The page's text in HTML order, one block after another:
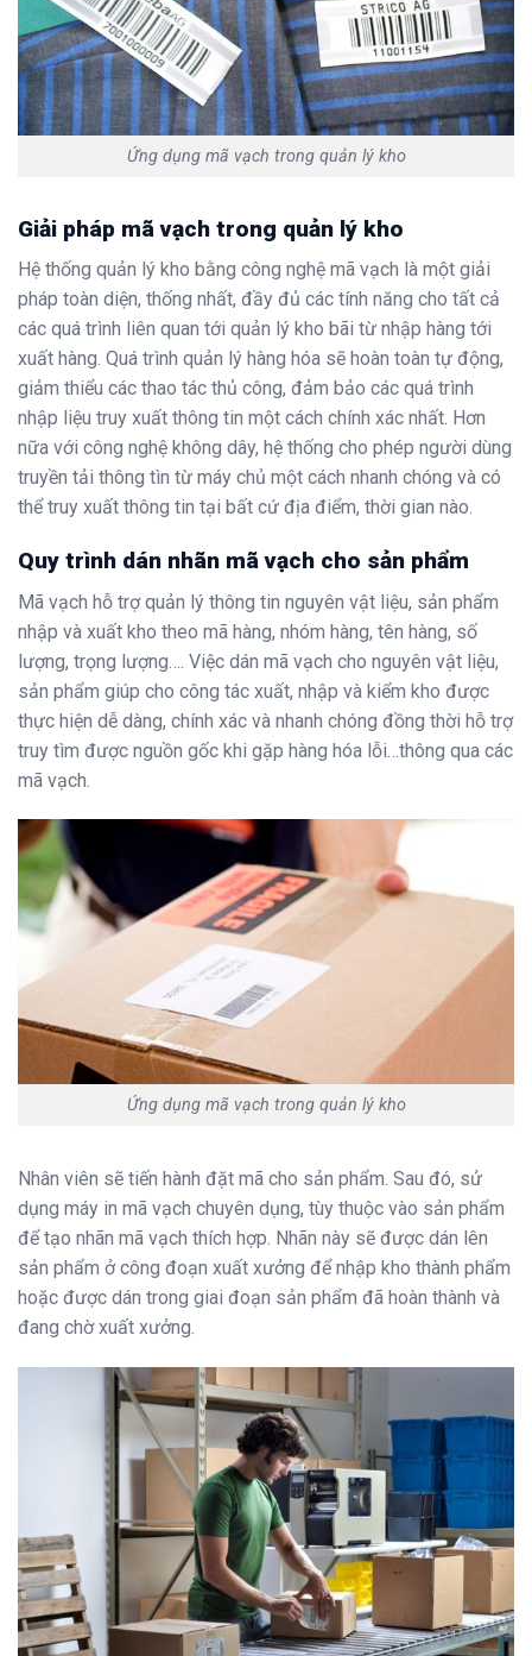
Ứng dụng mã vạch trong quản lý kho
Giải pháp mã vạch trong quản lý kho
Hệ thống quản lý kho bằng công nghệ mã vạch là một giải
pháp toàn diện, thống nhất, đầy đủ các tính năng cho tất cả
các quá trình liên quan tới quản lý kho bãi từ nhập hàng tới
xuất hàng. Quá trình quản lý hàng hóa sẽ hoàn toàn tự động,
giảm thiểu các thao tác thủ công, đảm bảo các quá trình
nhập liệu truy xuất thông tin một cách chính xác nhất. Hơn
nữa với công nghệ không dây, hệ thống cho phép người dùng
truyền tải thông tìn từ máy chủ một cách nhanh chóng và có
thể truy xuất thông tin tại bất cứ địa điểm, thời gian nào.
Quy trình dán nhãn mã vạch cho sản phẩm
Mã vạch hỗ trợ quản lý thông tin nguyên vật liệu, sản phẩm
nhập và xuất kho theo mã hàng, nhóm hàng, tên hàng, số
lượng, trọng lượng…. Việc dán mã vạch cho nguyên vật liệu,
sản phẩm giúp cho công tác xuất, nhập và kiểm kho được
thực hiện dễ dàng, chính xác và nhanh chóng đồng thời hỗ trợ
truy tìm được nguồn gốc khi gặp hàng hóa lỗi…thông qua các
mã vạch.
Ứng dụng mã vạch trong quản lý kho
Nhân viên sẽ tiến hành đặt mã cho sản phẩm. Sau đó, sử
dụng máy in mã vạch chuyên dụng, tùy thuộc vào sản phẩm
để tạo nhãn mã vạch thích hợp. Nhãn này sẽ được dán lên
sản phẩm ở công đoạn xuất xưởng để nhập kho thành phẩm
hoặc được dán trong giai đoạn sản phẩm đã hoàn thành và
đang chờ xuất xưởng.